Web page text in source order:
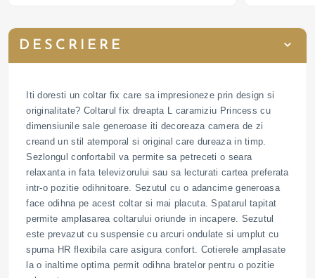
DESCRIERE
Iti doresti un coltar fix care sa impresioneze prin design si
originalitate? Coltarul fix dreapta L caramiziu Princess cu
dimensiunile sale generoase iti decoreaza camera de zi
creand un stil atemporal si original care dureaza in timp.
Sezlongul confortabil va permite sa petreceti o seara
relaxanta in fata televizorului sau sa lecturati cartea preferata
intr-o pozitie odihnitoare. Sezutul cu o adancime generoasa
face odihna pe acest coltar si mai placuta. Spatarul tapitat
permite amplasarea coltarului oriunde in incapere. Sezutul
este prevazut cu suspensie cu arcuri ondulate si umplut cu
spuma HR flexibila care asigura confort. Cotierele amplasate
la o inaltime optima permit odihna bratelor pentru o pozitie